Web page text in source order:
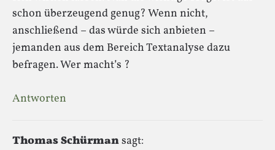
schon überzeugend genug? Wenn nicht,
anschließend – das würde sich anbieten –
jemanden aus dem Bereich Textanalyse dazu
befragen. Wer macht’s ?
Antworten
Thomas Schürmansagt: